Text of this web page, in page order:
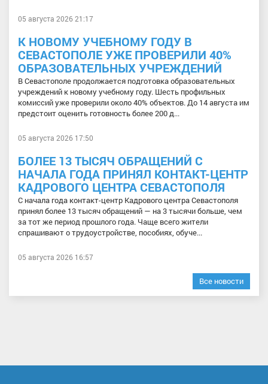
05 августа 2026 21:17
К НОВОМУ УЧЕБНОМУ ГОДУ В
СЕВАСТОПОЛЕ УЖЕ ПРОВЕРИЛИ 40%
ОБРАЗОВАТЕЛЬНЫХ УЧРЕЖДЕНИЙ
В Севастополе продолжается подготовка образовательных
учреждений к новому учебному году. Шесть профильных
комиссий уже проверили около 40% объектов. До 14 августа им
предстоит оценить готовность более 200 д...
05 августа 2026 17:50
БОЛЕЕ 13 ТЫСЯЧ ОБРАЩЕНИЙ С
НАЧАЛА ГОДА ПРИНЯЛ КОНТАКТ-ЦЕНТР
КАДРОВОГО ЦЕНТРА СЕВАСТОПОЛЯ
С начала года контакт-центр Кадрового центра Севастополя
принял более 13 тысяч обращений — на 3 тысячи больше, чем
за тот же период прошлого года. Чаще всего жители
спрашивают о трудоустройстве, пособиях, обуче...
05 августа 2026 16:57
Все новости